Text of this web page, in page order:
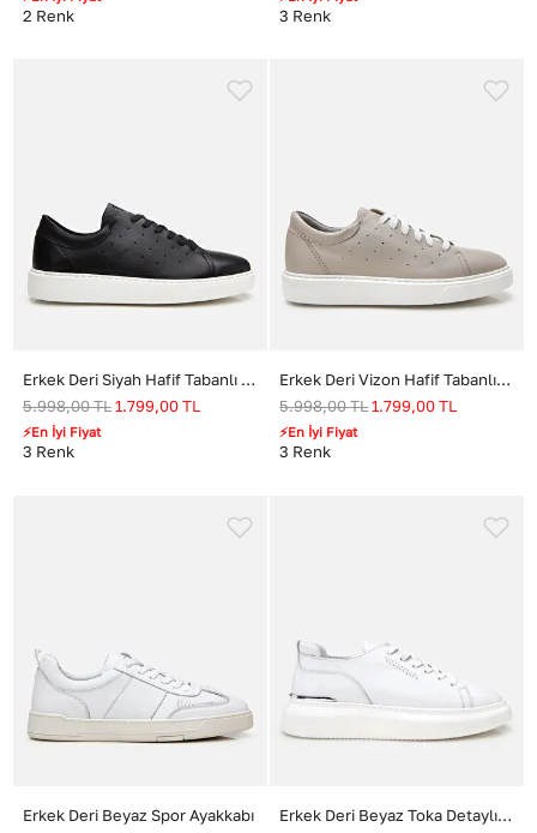
2 Renk 3 Renk
Erkek Deri Siyah Hafif Tabanlı Spor Ayakkabı
5.998,00TL 1.799,00 TL
⚡En İyi Fiyat
3 Renk
Erkek Deri Vizon Hafif Tabanlı Spor Ayakkabı
5.998,00TL1.799,00 TL
⚡En İyi Fiyat
3 Renk
Erkek Deri Beyaz Spor Ayakkabı
Erkek Deri Beyaz Toka Detaylı Spor Ayakkabı